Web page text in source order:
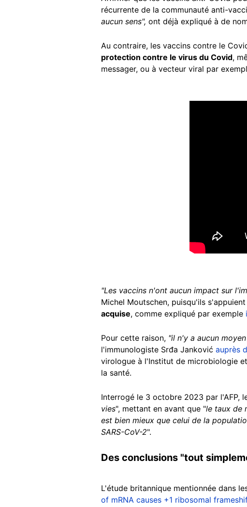
récurrente de la communauté anti-
aucun sens", ont déjà expliqué à de
Au contraire, les vaccins contre le
protection contre le virus du Covid,
messager, ou à vecteur viral par
"Les vaccins n'ont aucun impact sur
Michel Moutschen, puisqu'ils
acquise, comme expliqué par exemple
Pour cette raison, "il n'y a aucun
l'immunologiste Srđa Janković auprès
virologue à l'Institut de microbiologie
la santé.
Interrogé le 3 octobre 2023 par l'AFP,
vies", mettant en avant que "le taux de
est bien mieux que celui de la
SARS-CoV-2".
Des conclusions "tout
L'étude britannique mentionnée dans
of mRNA causes +1 ribosomal